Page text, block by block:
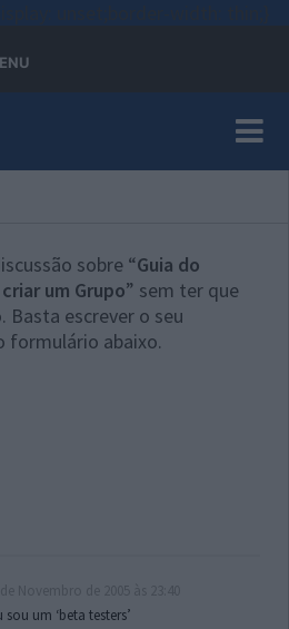
sobre “Guia do
um Grupo” sem ter que
escrever o seu
formulário abaixo.
um ‘beta testers’